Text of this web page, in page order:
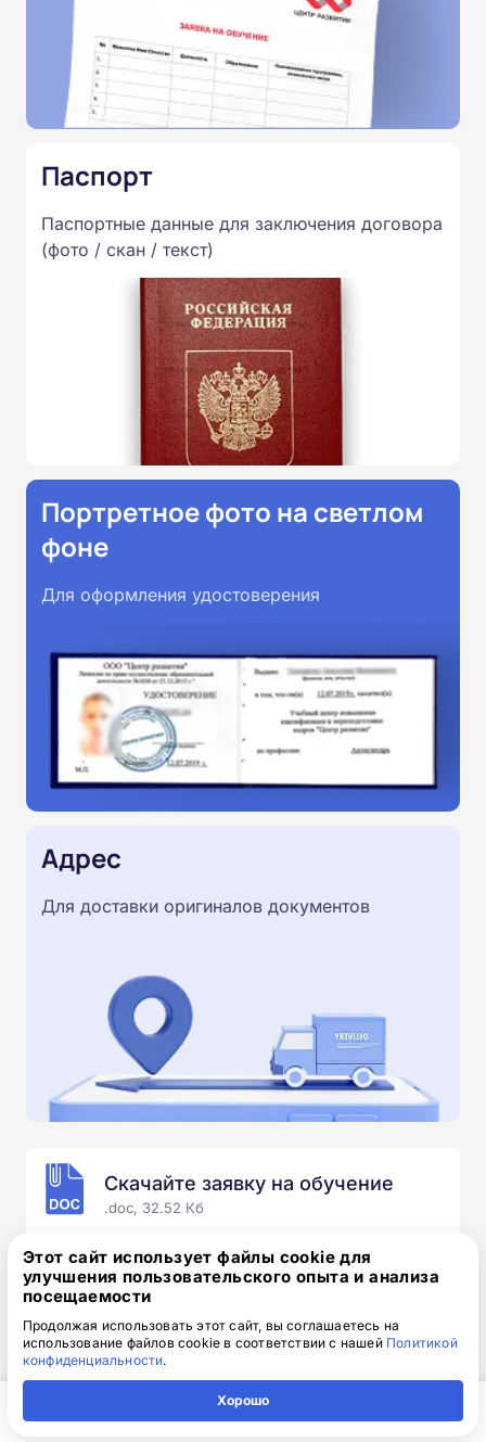
Паспорт
Паспортные данные для заключения договора
(фото / скан / текст)
Портретное фото на светлом
фоне
Для оформления удостоверения
Адрес
Для доставки оригиналов документов
Скачайте заявку на обучение
.doc, 32.52 Кб
Скачайте шаблон, заполните и отправьте по
электронной почтеinfo@1-academy.ru
Обязательно укажите контактный номер телефон.
Наш специалист свяжется с вами и утонит все
детали.
Этот сайт использует файлы cookie для
улучшения пользовательского опыта и анализа
посещаемости
Продолжая использовать этот сайт, вы соглашаетесь на
использование файлов cookie в соответствии с нашей Политикой
конфиденциальности.
Хорошо